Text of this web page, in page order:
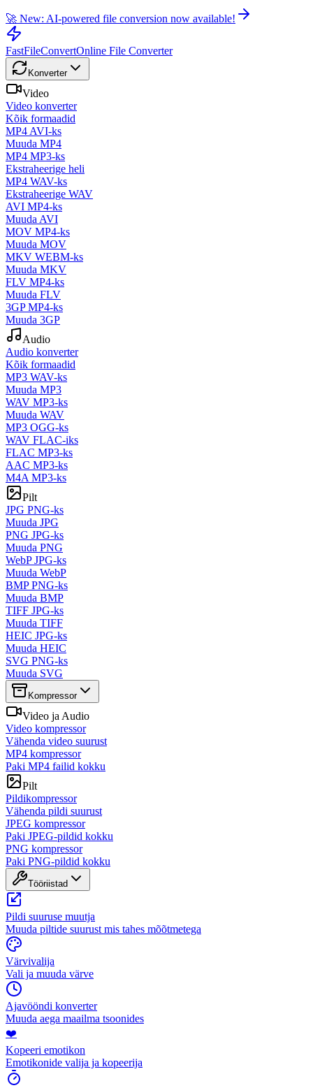
🚀 New: AI-powered file conversion now available!
FastFileConvertOnline File Converter
Konverter
Video
Video konverter
Kõik formaadid
MP4 AVI-ks
Muuda MP4
MP4 MP3-ks
Ekstraheerige heli
MP4 WAV-ks
Ekstraheerige WAV
AVI MP4-ks
Muuda AVI
MOV MP4-ks
Muuda MOV
MKV WEBM-ks
Muuda MKV
FLV MP4-ks
Muuda FLV
3GP MP4-ks
Muuda 3GP
Audio
Audio konverter
Kõik formaadid
MP3 WAV-ks
Muuda MP3
WAV MP3-ks
Muuda WAV
MP3 OGG-ks
WAV FLAC-iks
FLAC MP3-ks
AAC MP3-ks
M4A MP3-ks
Pilt
JPG PNG-ks
Muuda JPG
PNG JPG-ks
Muuda PNG
WebP JPG-ks
Muuda WebP
BMP PNG-ks
Muuda BMP
TIFF JPG-ks
Muuda TIFF
HEIC JPG-ks
Muuda HEIC
SVG PNG-ks
Muuda SVG
Kompressor
Video ja Audio
Video kompressor
Vähenda video suurust
MP4 kompressor
Paki MP4 failid kokku
Pilt
Pildikompressor
Vähenda pildi suurust
JPEG kompressor
Paki JPEG-pildid kokku
PNG kompressor
Paki PNG-pildid kokku
Tööriistad
Pildi suuruse muutja
Muuda piltide suurust mis tahes mõõtmetega
Värvivalija
Vali ja muuda värve
Ajavööndi konverter
Muuda aega maailma tsoonides
❤️
Kopeeri emotikon
Emotikonide valija ja kopeerija